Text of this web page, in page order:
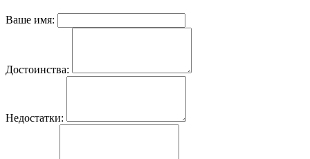
Ваше имя:
Достоинства:
Недостатки: